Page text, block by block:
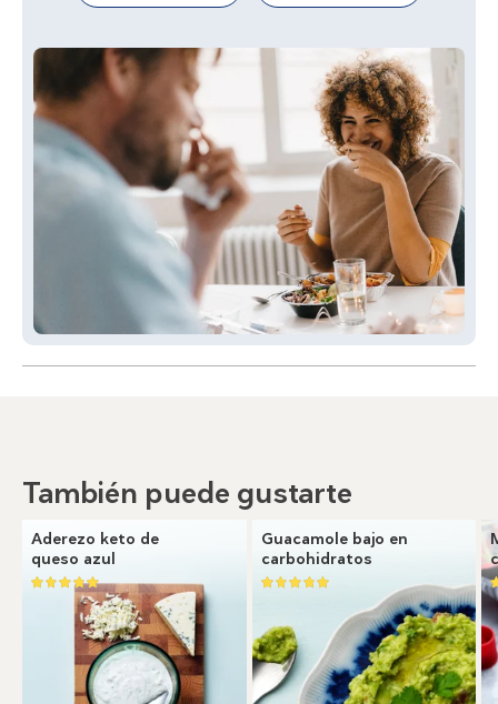
También puede gustarte
Aderezo keto de
queso azul
Guacamole bajo en
carbohidratos